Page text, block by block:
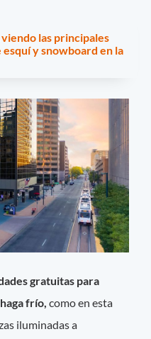
las principales
y snowboard en la
gratuitas para
frío, como en esta
iluminadas a